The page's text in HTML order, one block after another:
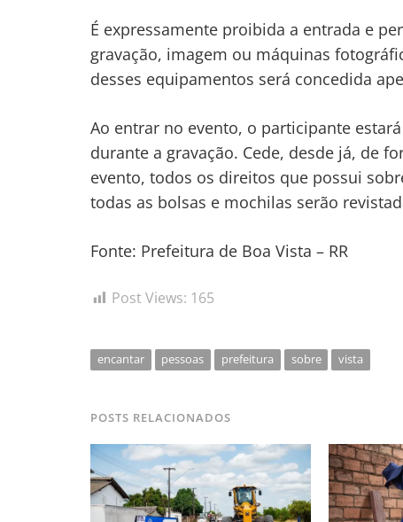
É expressamente proibida a entrada e
gravação, imagem ou máquinas
desses equipamentos será concedida
Ao entrar no evento, o participante
durante a gravação. Cede, desde já, de
evento, todos os direitos que possui
todas as bolsas e mochilas serão
Fonte: Prefeitura de Boa Vista – RR
Post Views: 165
encantar pessoas prefeitura sobre vista
POSTS RELACIONADOS